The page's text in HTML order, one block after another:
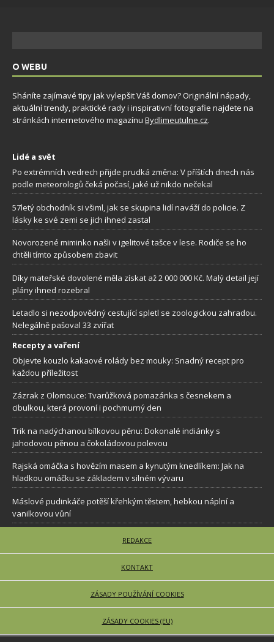
O WEBU
Sháníte zajímavé tipy jak vylepšit Váš domov? Originální nápady,
aktuální trendy, praktické rady i inspirativní fotografie najdete na
stránkách internetového magazínu Bydlimeutulne.cz.
Lidé a svět
Po extrémních vedrech přijde prudká změna: V příštích dnech nás
podle meteorologů čeká počasí, jaké už nikdo nečekal
57letý obchodník si všiml, jak se skupina lidí naváží do policie. Z
lásky ke své zemi se jich ihned zastal
Novorozené miminko našli v igelitové tašce v lese. Rodiče se ho
chtěli tímto způsobem zbavit
Díky mateřské dovolené měla získat až 2 000 000 Kč. Malý detail její
plány ihned rozebral
Letadlo si nezodpovědný cestující spletl se zoologickou zahradou.
Nelegálně pašoval 33 zvířat
Recepty a vaření
Objevte kouzlo kakaové rolády bez mouky: Snadný recept pro
každou příležitost
Zázrak z Olomouce: Tvarůžková pomazánka s česnekem a
cibulkou, která provoní i pochmurný den
Trik na nadýchanou bílkovou pěnu: Dokonalé indiánky s
jahodovou pěnou a čokoládovou polevou
Rajská omáčka s hovězím masem a kynutým knedlíkem: Jak na
hladkou omáčku se základem v silném vývaru
Máslové pudinkáče potěší křehkým těstem, hebkou náplní a
vanilkovou vůní
REDAKCE
KONTAKT
ZÁSADY POUŽÍVÁNÍ COOKIES
ZÁSADY COOKIES (EU)